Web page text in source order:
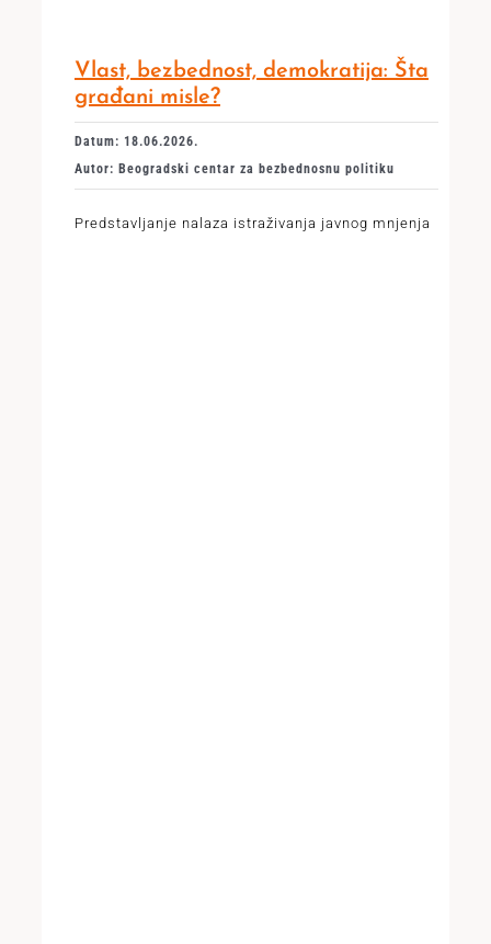
Vlast, bezbednost, demokratija: Šta
građani misle?
Datum: 18.06.2026.
Autor: Beogradski centar za bezbednosnu politiku
Predstavljanje nalaza istraživanja javnog mnjenja